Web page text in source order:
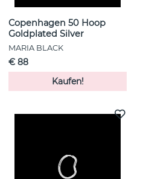
Copenhagen 50 Hoop
Goldplated Silver
MARIA BLACK
€ 88
Kaufen!